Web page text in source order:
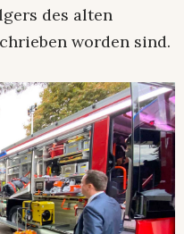
des alten
worden sind.